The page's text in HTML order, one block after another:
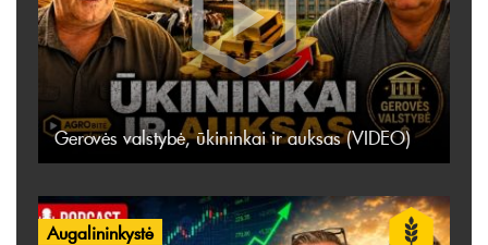
Gerovės valstybė, ūkininkai ir auksas (VIDEO)
Augalininkystė